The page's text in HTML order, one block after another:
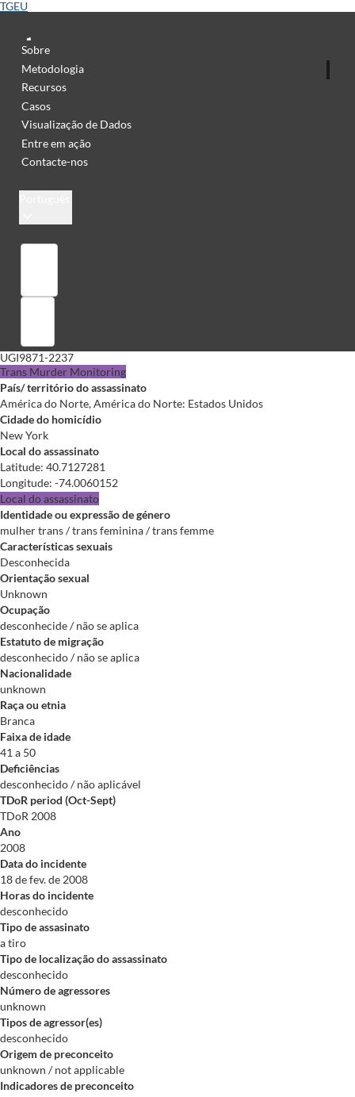
TGEU
Sobre
Metodologia
Recursos
Casos
Visualização de Dados
Entre em ação
Contacte-nos
UGI9871-2237
Trans Murder Monitoring
País/ território do assassinato
América do Norte, América do Norte: Estados Unidos
Cidade do homicídio
New York
Local do assassinato
Latitude: 40.7127281
Longitude: -74.0060152
Local do assassinato
Identidade ou expressão de género
mulher trans / trans feminina / trans femme
Características sexuais
Desconhecida
Orientação sexual
Unknown
Ocupação
desconhecide / não se aplica
Estatuto de migração
desconhecido / não se aplica
Nacionalidade
unknown
Raça ou etnia
Branca
Faixa de idade
41 a 50
Deficiências
desconhecido / não aplicável
TDoR period (Oct-Sept)
TDoR 2008
Ano
2008
Data do incidente
18 de fev. de 2008
Horas do incidente
desconhecido
Tipo de assasinato
a tiro
Tipo de localização do assassinato
desconhecido
Número de agressores
unknown
Tipos de agressor(es)
desconhecido
Origem de preconceito
unknown / not applicable
Indicadores de preconceito